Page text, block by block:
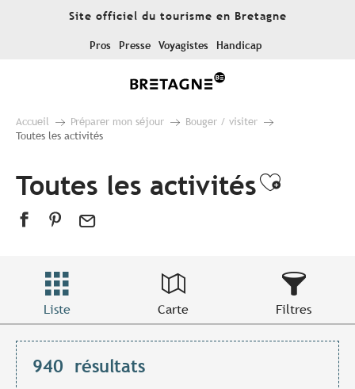
Site officiel du tourisme en Bretagne
Pros Presse Voyagistes Handicap
Accueil Préparer mon séjour
Bouger / visiter
Toutes les activités
Toutes les activités
Liste Carte Filtres
940 résultats